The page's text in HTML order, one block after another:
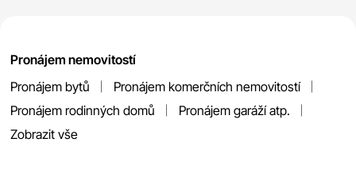
Pronájem nemovitostí
Pronájem bytů
Pronájem komerčních nemovitostí
Pronájem rodinných domů
Pronájem garáží atp.
Zobrazit vše